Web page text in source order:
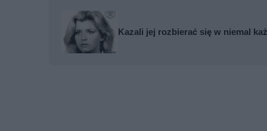
Kazali jej rozbierać się w niemal